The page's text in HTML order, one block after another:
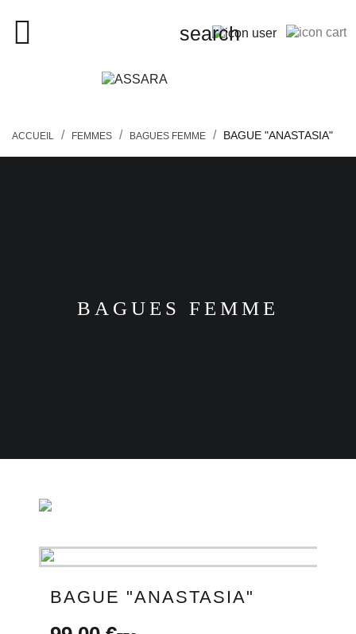
 search
close
PIERCINGS
ACCUEIL FEMMES BAGUES FEMME BAGUE "ANASTASIA"
BAGUES FEMME
BAGUE "ANASTASIA"